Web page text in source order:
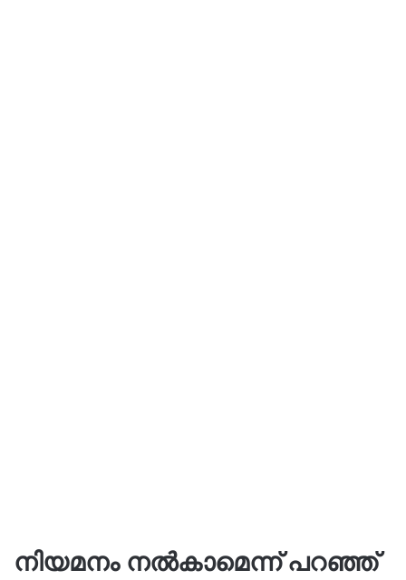
നിയമനം നൽകാമെന്ന് പറഞ്ഞ്